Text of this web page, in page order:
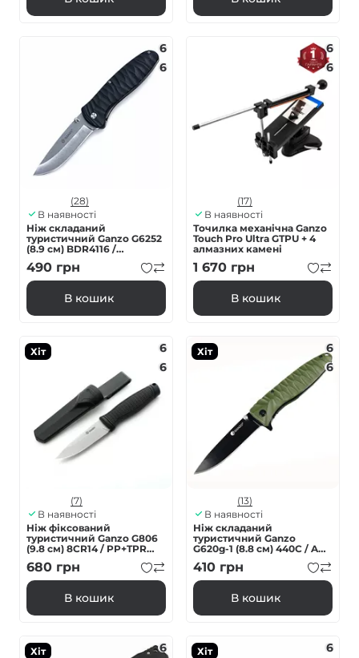
6
6
(28)
В наявності
Ніж складаний
туристичний Ganzo G6252
(8.9 см) BDR4116 /
fiberglass чорний
490 грн
В кошик
6
6
(17)
В наявності
Точилка механічна Ganzo
Touch Pro Ultra GTPU + 4
алмазних камені
1 670 грн
В кошик
Хіт
6
6
(7)
В наявності
Ніж фіксований
туристичний Ganzo G806
(9.8 см) 8CR14 / PP+TPR
чорний з чохлом
680 грн
В кошик
Хіт
6
6
(13)
В наявності
Ніж складаний
туристичний Ganzo
G620g-1 (8.8 см) 440C / ABS
зелений
410 грн
В кошик
Хіт
6
Хіт
6